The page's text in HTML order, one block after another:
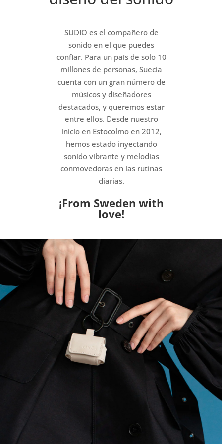
SUDIO es el compañero de
sonido en el que puedes
confiar. Para un país de solo 10
millones de personas, Suecia
cuenta con un gran número de
músicos y diseñadores
destacados, y queremos estar
entre ellos. Desde nuestro
inicio en Estocolmo en 2012,
hemos estado inyectando
sonido vibrante y melodías
conmovedoras en las rutinas
diarias.
¡From Sweden with
love!